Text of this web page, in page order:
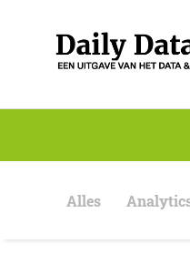
o
n
Alles